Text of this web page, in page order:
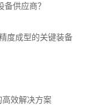
供应商？
度成型的关键装备
效解决方案